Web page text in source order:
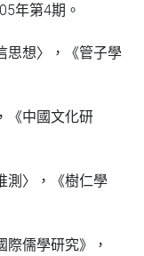
年第4期。
思想〉，《管子學
《中國文化研
測〉，《樹仁學
際儒學研究》，